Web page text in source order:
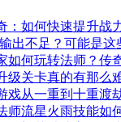
：如何快速提升战
出不足？可能是这
如何玩转法师？传
级关卡真的有那么
戏从一重到十重渡
师流星火雨技能如